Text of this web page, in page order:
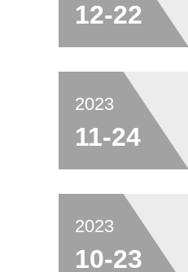
12-22
2023
11-24
2023
10-23